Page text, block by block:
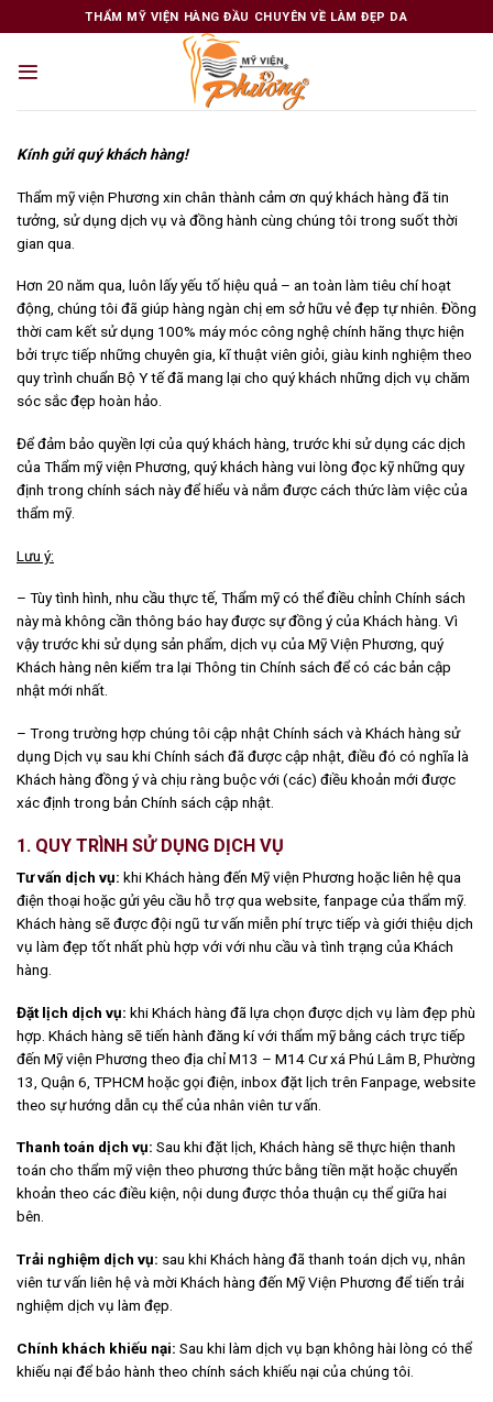
to
THẨM MỸ VIỆN HÀNG ĐẦU CHUYÊN VỀ LÀM ĐẸP DA
Kính gửi quý khách hàng!
Thẩm mỹ viện Phương xin chân thành cảm ơn quý khách hàng đã tin
tưởng, sử dụng dịch vụ và đồng hành cùng chúng tôi trong suốt thời
gian qua.
Hơn 20 năm qua, luôn lấy yếu tố hiệu quả – an toàn làm tiêu chí hoạt
động, chúng tôi đã giúp hàng ngàn chị em sở hữu vẻ đẹp tự nhiên. Đồng
thời cam kết sử dụng 100% máy móc công nghệ chính hãng thực hiện
bởi trực tiếp những chuyên gia, kĩ thuật viên giỏi, giàu kinh nghiệm theo
quy trình chuẩn Bộ Y tế đã mang lại cho quý khách những dịch vụ chăm
sóc sắc đẹp hoàn hảo.
Để đảm bảo quyền lợi của quý khách hàng, trước khi sử dụng các dịch
của Thẩm mỹ viện Phương, quý khách hàng vui lòng đọc kỹ những quy
định trong chính sách này để hiểu và nắm được cách thức làm việc của
thẩm mỹ.
Lưu ý:
– Tùy tình hình, nhu cầu thực tế, Thẩm mỹ có thể điều chỉnh Chính sách
này mà không cần thông báo hay được sự đồng ý của Khách hàng. Vì
vậy trước khi sử dụng sản phẩm, dịch vụ của Mỹ Viện Phương, quý
Khách hàng nên kiểm tra lại Thông tin Chính sách để có các bản cập
nhật mới nhất.
– Trong trường hợp chúng tôi cập nhật Chính sách và Khách hàng sử
dụng Dịch vụ sau khi Chính sách đã được cập nhật, điều đó có nghĩa là
Khách hàng đồng ý và chịu ràng buộc với (các) điều khoản mới được
xác định trong bản Chính sách cập nhật.
1. QUY TRÌNH SỬ DỤNG DỊCH VỤ
Tư vấn dịch vụ: khi Khách hàng đến Mỹ viện Phương hoặc liên hệ qua
điện thoại hoặc gửi yêu cầu hỗ trợ qua website, fanpage của thẩm mỹ.
Khách hàng sẽ được đội ngũ tư vấn miễn phí trực tiếp và giới thiệu dịch
vụ làm đẹp tốt nhất phù hợp với với nhu cầu và tình trạng của Khách
hàng.
Đặt lịch dịch vụ: khi Khách hàng đã lựa chọn được dịch vụ làm đẹp phù
hợp. Khách hàng sẽ tiến hành đăng kí với thẩm mỹ bằng cách trực tiếp
đến Mỹ viện Phương theo địa chỉ M13 – M14 Cư xá Phú Lâm B, Phường
13, Quận 6, TPHCM hoặc gọi điện, inbox đặt lịch trên Fanpage, website
theo sự hướng dẫn cụ thể của nhân viên tư vấn.
Thanh toán dịch vụ: Sau khi đặt lịch, Khách hàng sẽ thực hiện thanh
toán cho thẩm mỹ viện theo phương thức bằng tiền mặt hoặc chuyển
khoản theo các điều kiện, nội dung được thỏa thuận cụ thể giữa hai
bên.
Trải nghiệm dịch vụ: sau khi Khách hàng đã thanh toán dịch vụ, nhân
viên tư vấn liên hệ và mời Khách hàng đến Mỹ Viện Phương để tiến trải
nghiệm dịch vụ làm đẹp.
Chính khách khiếu nại: Sau khi làm dịch vụ bạn không hài lòng có thể
khiếu nại để bảo hành theo chính sách khiếu nại của chúng tôi.